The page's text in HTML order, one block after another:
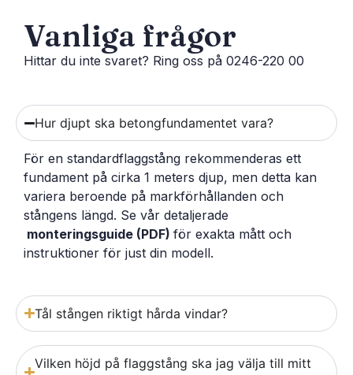
Vanliga frågor
Hittar du inte svaret? Ring oss på 0246-220 00
Hur djupt ska betongfundamentet vara?
För en standardflaggstång rekommenderas ett
fundament på cirka 1 meters djup, men detta kan
variera beroende på markförhållanden och
stångens längd. Se vår detaljerade
monteringsguide (PDF) för exakta mått och
instruktioner för just din modell.
Tål stången riktigt hårda vindar?
Vilken höjd på flaggstång ska jag välja till mitt